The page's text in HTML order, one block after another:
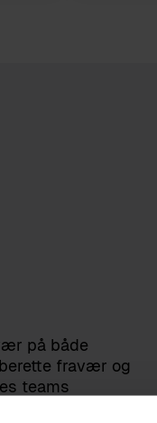
på både
fravær og
teams